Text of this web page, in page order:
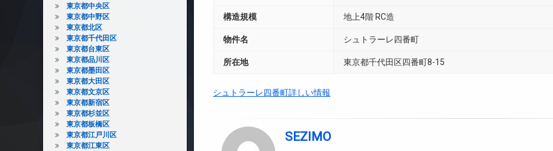
構造規模 地上4階 RC造
物件名 シュトラーレ四番町
所在地 東京都千代田区四番町8-15
シュトラーレ四番町詳しい情報
SEZIMO
東京都中央区
東京都中野区
東京都北区
東京都千代田区
東京都台東区
東京都品川区
東京都墨田区
東京都大田区
東京都文京区
東京都新宿区
東京都杉並区
東京都板橋区
東京都江戸川区
東京都江東区